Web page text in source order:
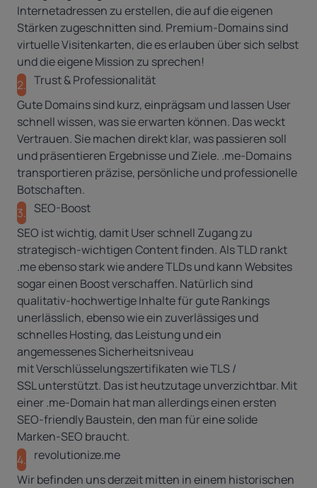
Internetadressen zu erstellen, die auf die eigenen
Stärken zugeschnitten sind. Premium-Domains sind
virtuelle Visitenkarten, die es erlauben über sich selbst
und die eigene Mission zu sprechen!
2. Trust & Professionalität
Gute Domains sind kurz, einprägsam und lassen User
schnell wissen, was sie erwarten können. Das weckt
Vertrauen. Sie machen direkt klar, was passieren soll
und präsentieren Ergebnisse und Ziele. .me-Domains
transportieren präzise, persönliche und professionelle
Botschaften.
3. SEO-Boost
SEO ist wichtig, damit Userschnell Zugang zu
strategisch-wichtigen Contentfinden. Als TLD rankt
.me ebenso stark wie andere TLDs und kann Websites
sogar einen Boost verschaffen. Natürlich sind
qualitativ-hochwertige Inhalte für gute Rankings
unerlässlich, ebenso wie ein zuverlässiges und
schnelles Hosting, das Leistung und ein
angemessenes Sicherheitsniveau
mitVerschlüsselungszertifikaten wie TLS /
SSLunterstützt. Das ist heutzutage unverzichtbar. Mit
einer .me-Domain hat man allerdings einen ersten
SEO-friendly Baustein, den man für eine solide
Marken-SEO braucht.
4. revolutionize.me
Wir befinden uns derzeit mitten in einem historischen